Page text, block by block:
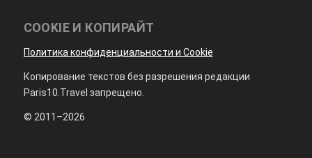
COOKIE И КОПИРАЙТ
Политика конфиденциальности и Cookie
Копирование текстов без разрешения редакции
Paris10.Travel запрещено.
© 2011–2026